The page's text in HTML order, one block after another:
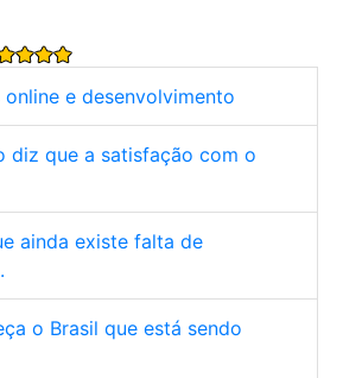
e desenvolvimento
diz que a satisfação com o
ainda existe falta de
o Brasil que está sendo